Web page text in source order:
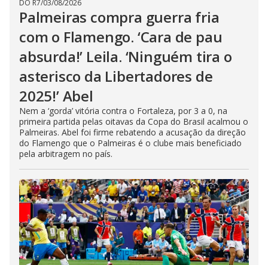
DO R7/03/08/2026
Palmeiras compra guerra fria
com o Flamengo. ‘Cara de pau
absurda!’ Leila. ‘Ninguém tira o
asterisco da Libertadores de
2025!’ Abel
Nem a ‘gorda’ vitória contra o Fortaleza, por 3 a 0, na
primeira partida pelas oitavas da Copa do Brasil acalmou o
Palmeiras. Abel foi firme rebatendo a acusação da direção
do Flamengo que o Palmeiras é o clube mais beneficiado
pela arbitragem no país.